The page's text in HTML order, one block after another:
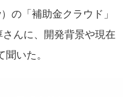
の「補助金クラウド」
んに、開発背景や現在
いた。